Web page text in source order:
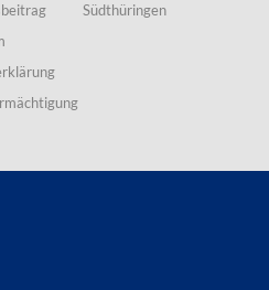
Südthüringen